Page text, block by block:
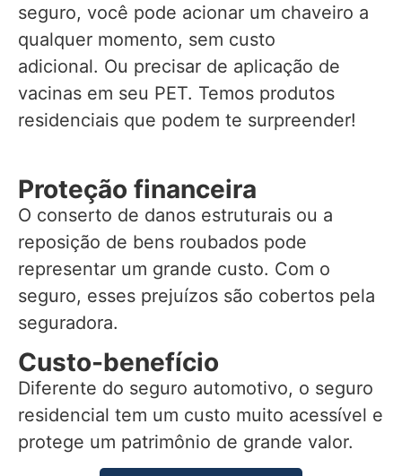
seguro, você pode acionar um chaveiro a
qualquer momento, sem custo
adicional. Ou precisar de aplicação de
vacinas em seu PET. Temos produtos
residenciais que podem te surpreender!
Proteção financeira
O conserto de danos estruturais ou a
reposição de bens roubados pode
representar um grande custo. Com o
seguro, esses prejuízos são cobertos pela
seguradora.
Custo-benefício
Diferente do seguro automotivo, o seguro
residencial tem um custo muito acessível e
protege um patrimônio de grande valor.